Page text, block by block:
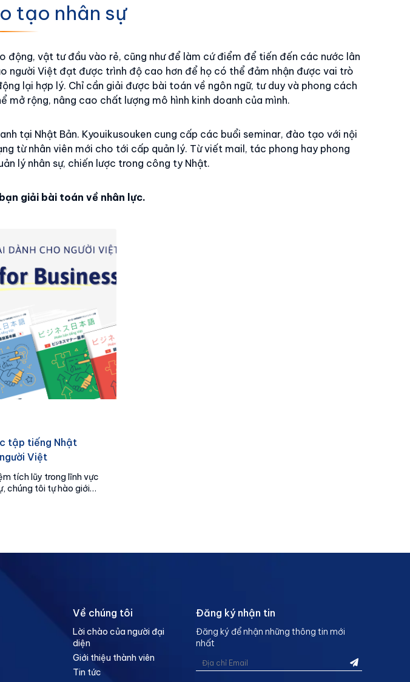
tạo nhân sự
vật tư đầu vào rẻ, cũng như để làm cứ điểm để tiến đến các nước lân
người Việt đạt được trình độ cao hơn để họ có thể đảm nhận được vai trò
lại hợp lý. Chỉ cần giải được bài toán về ngôn ngữ, tư duy và phong cách
mở rộng, nâng cao chất lượng mô hình kinh doanh của mình.
tại Nhật Bản. Kyouikusouken cung cấp các buổi seminar, đào tạo với nội
từ nhân viên mới cho tới cấp quản lý. Từ viết mail, tác phong hay phong
lý nhân sự, chiến lược trong công ty Nhật.
giải bài toán về nhân lực.
tập tiếng Nhật
Việt
tích lũy trong lĩnh vực
chúng tôi tự hào giới
Về chúng tôi
Lời chào của người đại
diện
Giới thiệu thành viên
Tin tức
Đăng ký nhận tin
Đăng ký để nhận những thông tin mới
nhất